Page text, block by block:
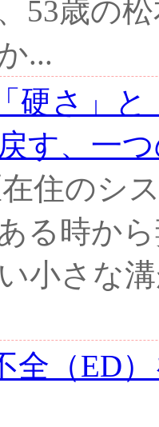
53歳の
...
硬さ」
す、一
住のシ
ある時か
小さな
全（ED